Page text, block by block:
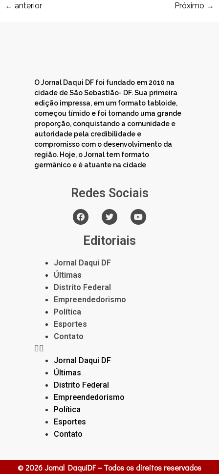
← anterior Próximo →
O Jornal Daqui DF foi fundado em 2010 na
cidade de São Sebastião- DF. Sua primeira
edição impressa, em um formato tabloide,
começou tímido e foi tomando uma grande
proporção, conquistando a comunidade e
autoridade pela credibilidade e
compromisso com o desenvolvimento da
região. Hoje, o Jornal tem formato
germânico e é atuante na cidade
Redes Sociais
Editoriais
Jornal Daqui DF
Últimas
Distrito Federal
Empreendedorismo
Política
Esportes
Contato
Jornal Daqui DF
Últimas
Distrito Federal
Empreendedorismo
Política
Esportes
Contato
© 2026 Jornal DaquiDF – Todos os direitos reservados